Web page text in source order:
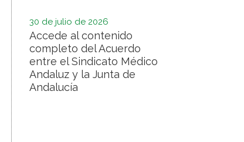
30 de julio de 2026
Accede al contenido
completo del Acuerdo
entre el Sindicato Médico
Andaluz y la Junta de
Andalucía